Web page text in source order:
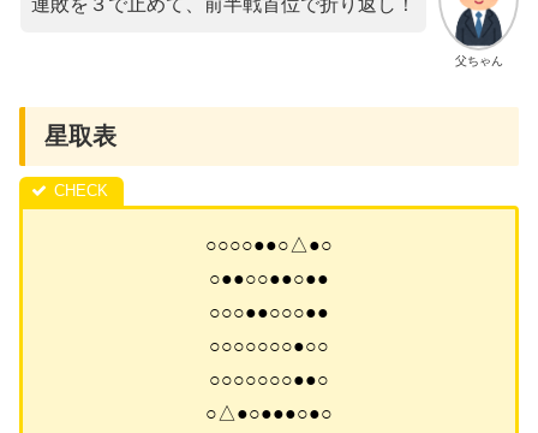
父ちゃん
連敗を３で止めて、前半戦首位で折り返し！
星取表
○○○○●●○△●○
○●●○○●●○●●
○○○●●○○○●●
○○○○○○○●○○
○○○○○○○●●○
○△●○●●●○●○